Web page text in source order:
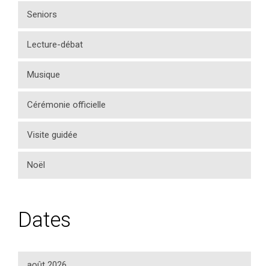
Seniors
Lecture-débat
Musique
Cérémonie officielle
Visite guidée
Noël
Dates